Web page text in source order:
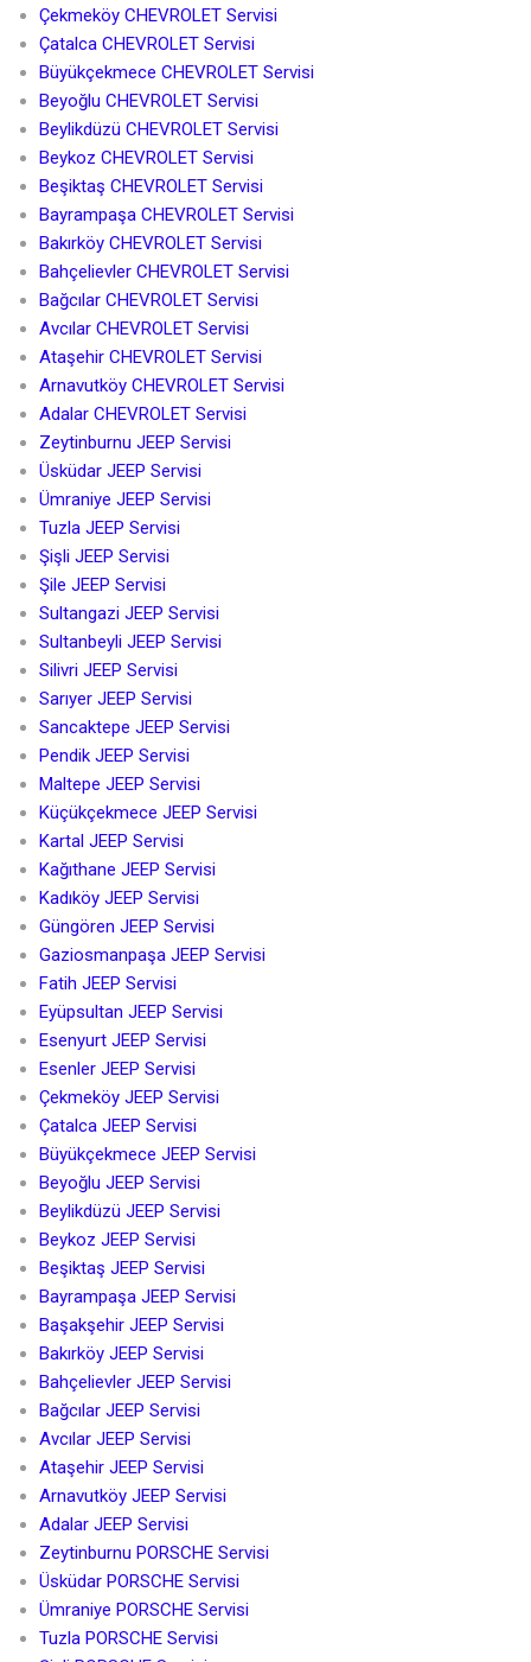
Çekmeköy CHEVROLET Servisi
Çatalca CHEVROLET Servisi
Büyükçekmece CHEVROLET Servisi
Beyoğlu CHEVROLET Servisi
Beylikdüzü CHEVROLET Servisi
Beykoz CHEVROLET Servisi
Beşiktaş CHEVROLET Servisi
Bayrampaşa CHEVROLET Servisi
Bakırköy CHEVROLET Servisi
Bahçelievler CHEVROLET Servisi
Bağcılar CHEVROLET Servisi
Avcılar CHEVROLET Servisi
Ataşehir CHEVROLET Servisi
Arnavutköy CHEVROLET Servisi
Adalar CHEVROLET Servisi
Zeytinburnu JEEP Servisi
Üsküdar JEEP Servisi
Ümraniye JEEP Servisi
Tuzla JEEP Servisi
Şişli JEEP Servisi
Şile JEEP Servisi
Sultangazi JEEP Servisi
Sultanbeyli JEEP Servisi
Silivri JEEP Servisi
Sarıyer JEEP Servisi
Sancaktepe JEEP Servisi
Pendik JEEP Servisi
Maltepe JEEP Servisi
Küçükçekmece JEEP Servisi
Kartal JEEP Servisi
Kağıthane JEEP Servisi
Kadıköy JEEP Servisi
Güngören JEEP Servisi
Gaziosmanpaşa JEEP Servisi
Fatih JEEP Servisi
Eyüpsultan JEEP Servisi
Esenyurt JEEP Servisi
Esenler JEEP Servisi
Çekmeköy JEEP Servisi
Çatalca JEEP Servisi
Büyükçekmece JEEP Servisi
Beyoğlu JEEP Servisi
Beylikdüzü JEEP Servisi
Beykoz JEEP Servisi
Beşiktaş JEEP Servisi
Bayrampaşa JEEP Servisi
Başakşehir JEEP Servisi
Bakırköy JEEP Servisi
Bahçelievler JEEP Servisi
Bağcılar JEEP Servisi
Avcılar JEEP Servisi
Ataşehir JEEP Servisi
Arnavutköy JEEP Servisi
Adalar JEEP Servisi
Zeytinburnu PORSCHE Servisi
Üsküdar PORSCHE Servisi
Ümraniye PORSCHE Servisi
Tuzla PORSCHE Servisi